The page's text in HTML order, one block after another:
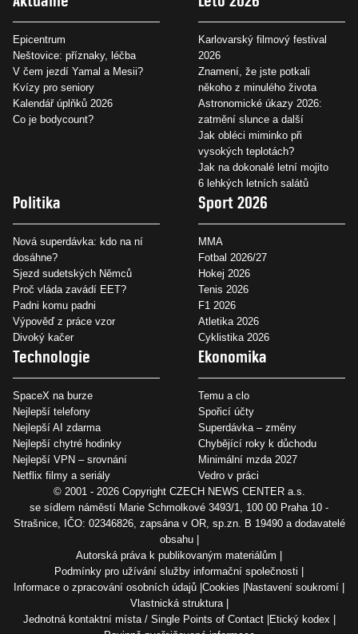
Epicentrum
Neštovice: příznaky, léčba
V čem jezdí Yamal a Mesii?
Kvízy pro seniory
Kalendář úplňků 2026
Co je bodycount?
Karlovarský filmový festival
2026
Znamení, že jste potkali
někoho z minulého života
Astronomické úkazy 2026:
zatmění slunce a další
Jak obléci miminko při
vysokých teplotách?
Jak na dokonalé letní mojito
6 lehkých letních salátů
Politika
Nová superdávka: kdo na ní
dosáhne?
Sjezd sudetských Němců
Proč vláda zavádí EET?
Padni komu padni
Výpověď z práce vzor
Divoký kačer
Sport 2026
MMA
Fotbal 2026/27
Hokej 2026
Tenis 2026
F1 2026
Atletika 2026
Cyklistika 2026
Technologie
SpaceX na burze
Nejlepší telefony
Nejlepší AI zdarma
Nejlepší chytré hodinky
Nejlepší VPN – srovnání
Netflix filmy a seriály
Ekonomika
Temu a clo
Spořicí účty
Superdávka – změny
Chybějící roky k důchodu
Minimální mzda 2027
Vedro v práci
© 2001 - 2026 Copyright CZECH NEWS CENTER a.s.
se sídlem náměstí Marie Schmolkové 3493/1, 100 00 Praha 10 -
Strašnice, IČO: 02346826, zapsána v OR, sp.zn. B 19490 a dodavatelé
obsahu
Autorská práva k publikovaným materiálům
Podmínky pro užívání služby informační společnosti
Informace o zpracování osobních údajů Cookies Nastavení soukromí
Vlastnická struktura
Jednotná kontaktní místa / Single Points of Contact Etický kodex